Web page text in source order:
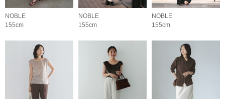
NOBLE
155cm
NOBLE
155cm
NOBLE
155cm